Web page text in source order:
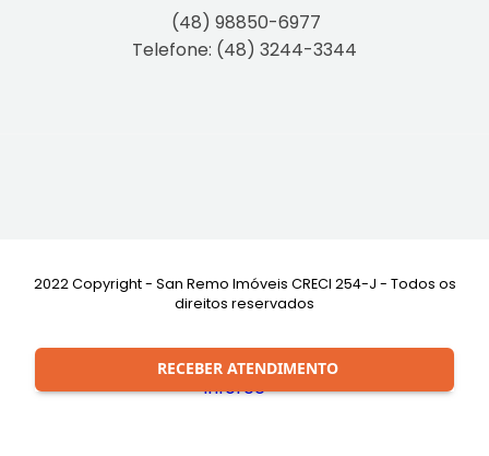
RECEBER ATENDIMENTO
(48) 98850-6977
Telefone: (48) 3244-3344
2022 Copyright - San Remo Imóveis CRECI 254-J - Todos os
direitos reservados